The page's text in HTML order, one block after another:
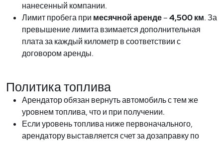
нанесенный компании.
Лимит пробега при месячной аренде–4,500 км. За
превышение лимита взимается дополнительная
плата за каждый километр в соответствии с
договором аренды.
Политика топлива
Арендатор обязан вернуть автомобиль с тем же
уровнем топлива, что и при получении.
Если уровень топлива ниже первоначального,
арендатору выставляется счет за дозаправку по